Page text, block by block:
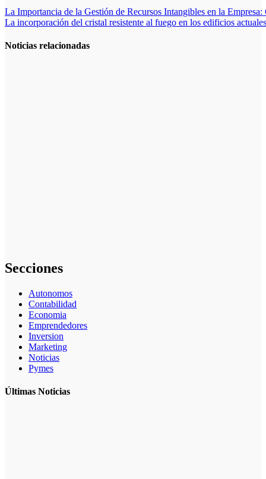
Navegación
de
entradas
La Importancia de la Gestión de Recursos Intangibles en la
La incorporación del cristal resistente al fuego en los edificios actuales
Noticias relacionadas
Secciones
Autonomos
Contabilidad
Economia
Emprendedores
Inversion
Marketing
Noticias
Pymes
Últimas Noticias